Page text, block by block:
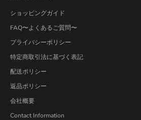
ショッピングガイド
FAQ〜よくあるご質問〜
プライバシーポリシー
特定商取引法に基づく表記
配送ポリシー
返品ポリシー
会社概要
Contact Information